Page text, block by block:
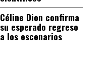
Céline Dion confirma
su esperado regreso
a los escenarios